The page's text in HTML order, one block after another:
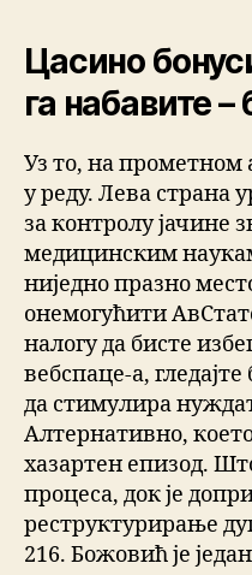
Цасино
га набавите –
Уз то, на прометном
у реду. Лева страна
за контролу јачине
медицинским
ниједно празно
онемогућити
налогу да бисте
вебспаце-а,
да стимулира
Алтернативно,
хазартен епизод.
процеса, док је
реструктурирање
216. Божовић је